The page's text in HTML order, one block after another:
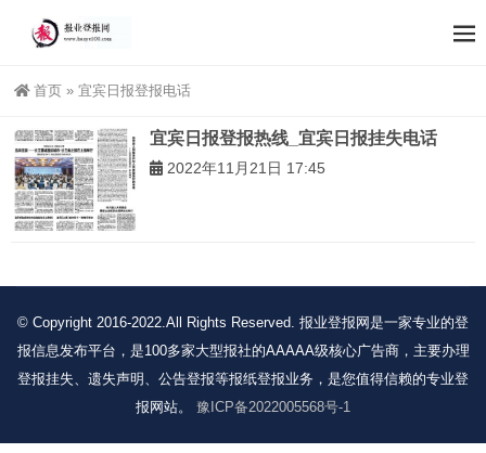
首页 » 宜宾日报登报电话
宜宾日报登报热线_宜宾日报挂失电话
2022年11月21日 17:45
© Copyright 2016-2022.All Rights Reserved. 报业登报网是一家专业的登
报信息发布平台，是100多家大型报社的AAAAA级核心广告商，主要办理
登报挂失、遗失声明、公告登报等报纸登报业务，是您值得信赖的专业登
报网站。 豫ICP备2022005568号-1